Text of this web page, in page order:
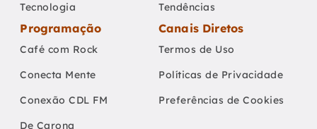
Tecnologia
Tendências
Programação
Café com Rock
Conecta Mente
Conexão CDL FM
De Carona
Canais Diretos
Termos de Uso
Políticas de Privacidade
Preferências de Cookies